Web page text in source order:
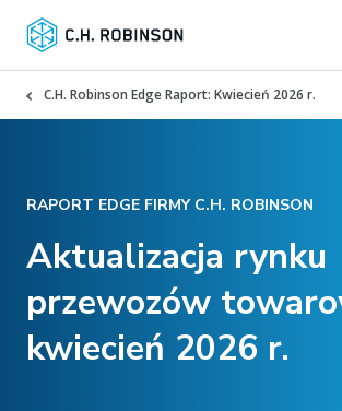
C.H. Robinson Edge Raport: Kwiecień 2026 r.
RAPORT EDGE FIRMY C.H. ROBINSON
Aktualizacja rynku
przewozów
kwiecień 2026 r.